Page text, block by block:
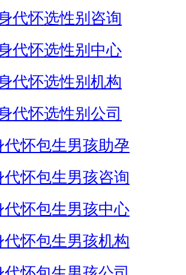
代怀选性别咨询
代怀选性别中心
代怀选性别机构
代怀选性别公司
代怀包生男孩助孕
代怀包生男孩咨询
代怀包生男孩中心
代怀包生男孩机构